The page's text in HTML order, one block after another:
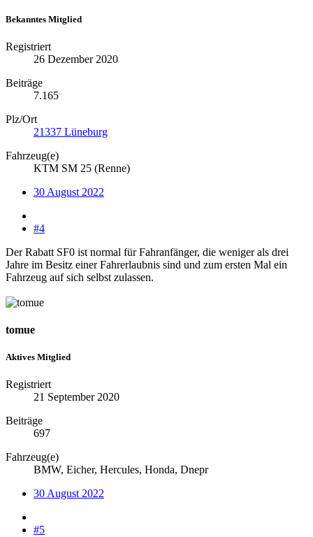
Bekanntes Mitglied
Registriert
26 Dezember 2020
Beiträge
7.165
Plz/Ort
21337 Lüneburg
Fahrzeug(e)
KTM SM 25 (Renne)
30 August 2022
#4
Der Rabatt SF0 ist normal für Fahranfänger, die weniger als drei
Jahre im Besitz einer Fahrerlaubnis sind und zum ersten Mal ein
Fahrzeug auf sich selbst zulassen.
tomue
Aktives Mitglied
Registriert
21 September 2020
Beiträge
697
Fahrzeug(e)
BMW, Eicher, Hercules, Honda, Dnepr
30 August 2022
#5